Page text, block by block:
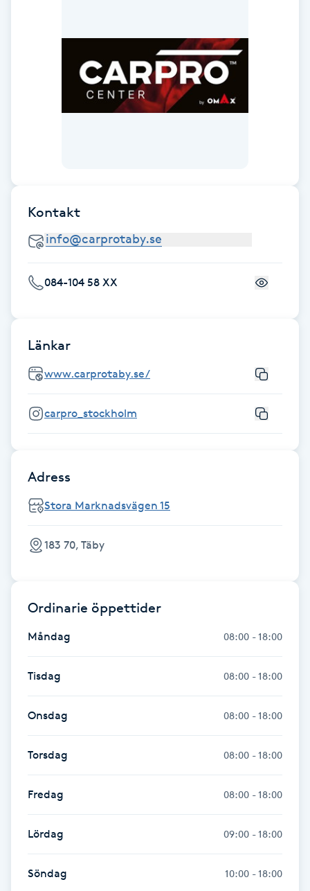
Fransförlängning
Fransförlängning Megavolym
Fransförlängning Volym
Fransk manikyr
Friskvårdsmassage
Funktionsanalys
Föning
Gravidmassage
Gravidyoga
Kontakt
084-104 58 XX
Länkar
www.carprotaby.se/
carpro_stockholm
Adress
Stora Marknadsvägen 15
183 70, Täby
Ordinarie öppettider
Måndag 08:00 - 18:00
Tisdag 08:00 - 18:00
Onsdag 08:00 - 18:00
Torsdag 08:00 - 18:00
Fredag 08:00 - 18:00
Lördag 09:00 - 18:00
Söndag 10:00 - 18:00